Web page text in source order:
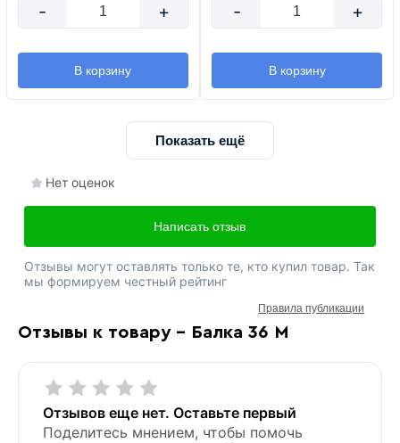
- +
В корзину
- +
В корзину
Показать ещё
Отзывы к товару - Балка 36 М
Отзывов еще нет. Оставьте первый
Поделитесь мнением, чтобы помочь
Нет оценок
Написать отзыв
Отзывы могут оставлять только те, кто купил товар. Так
мы формируем честный рейтинг
Правила публикации